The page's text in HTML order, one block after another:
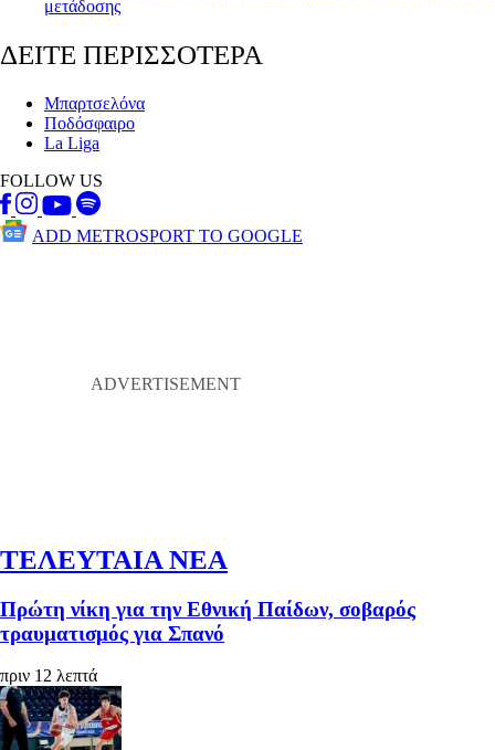
μετάδοσης
ΔΕΙΤΕ ΠΕΡΙΣΣΟΤΕΡΑ
Μπαρτσελόνα
Ποδόσφαιρο
La Liga
FOLLOW US
ADD METROSPORT TO GOOGLE
ΤΕΛΕΥΤΑΙΑ ΝΕΑ
Πρώτη νίκη για την Εθνική Παίδων, σοβαρός
τραυματισμός για Σπανό
πριν 12 λεπτά